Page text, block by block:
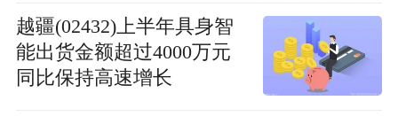
越疆(02432)上半年具身智
能出货金额超过4000万元
同比保持高速增长